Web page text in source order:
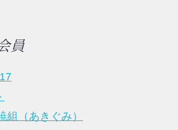
員
組（あきぐみ）